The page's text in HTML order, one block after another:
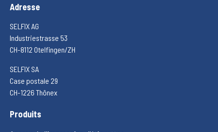
Adresse
SELFIX AG
Industriestrasse 53
CH-8112 Otelfingen/ZH
SELFIX SA
Case postale 29
CH-1226 Thônex
Produits